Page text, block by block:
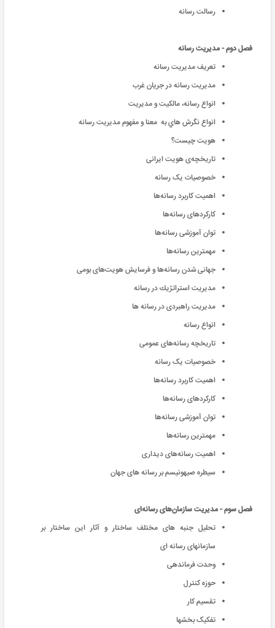
رسالت رسانه
فصل دوم - مدیریت رسانه
تعریف مدیریت رسانه
مدیریت رسانه در جریان غرب
انواع رسانه، مالکیت و مدیریت
انواع نگرش هاي به معنا و مفهوم مديريت رسانه
هویت چیست؟
تاریخچه‌ی هویت ایرانی
ﺧﺼﻮﺻﯿﺎت ﯾﮏ رﺳﺎﻧﻪ
اﻫﻤﯿﺖ ﮐﺎرﺑﺮد رﺳﺎﻧﻪ‌ﻫﺎ
کارکرد‌های رسانه‌ها
ﺗﻮان آﻣﻮزﺷﯽ رﺳﺎﻧﻪ‌ﻫﺎ
مهمترین رسانه‌ها
جهانی شدن رسانه‌ها و فرسایش هویت‌های بومی
مديريت‌ استراتژيك‌ در رسانه
مدیریت راهبردی در رسانه ها
انواع رسانه
تاریخچه رسانه‌های عمومی
ﺧﺼﻮﺻﯿﺎت ﯾﮏ رﺳﺎﻧﻪ
اﻫﻤﯿﺖ ﮐﺎرﺑﺮد رﺳﺎﻧﻪ‌ﻫﺎ
کارکرد‌های رسانه‌ها
ﺗﻮان آﻣﻮزﺷﯽ رﺳﺎﻧﻪ‌ﻫﺎ
مهمترین رسانه‌ها
اﻫﻤﯿﺖ رﺳﺎﻧﻪﻫﺎی دﯾﺪاری
سیطره صیهونیسم بر رسانه های جهان
فصل سوم - مدیریت سازمان‌های رسانه‌ای
تحلیل جنبه های مختلف ساختار و آثار این ساختار بر
سازمانهای رسانه ای
وحدت فرماندهی
حوزه کنترل
تقسیم کار
تفکیک بخشها